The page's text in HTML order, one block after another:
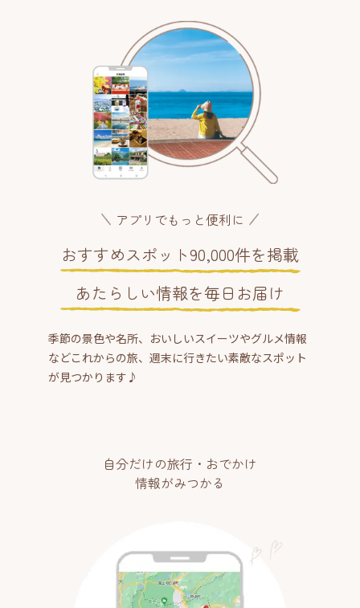
アプリでもっと便利に
おすすめスポット90,000件を掲載
あたらしい情報を毎日お届け
季節の景色や名所、おいしいスイーツやグルメ情報
などこれからの旅、週末に行きたい素敵なスポット
が見つかります♪
自分だけの旅行・おでかけ
情報がみつかる